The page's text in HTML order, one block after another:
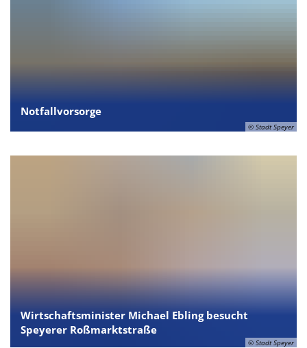
© Stadt Speyer
Notfallvorsorge
© Stadt Speyer
Wirtschaftsminister Michael Ebling besucht
Speyerer Roßmarktstraße